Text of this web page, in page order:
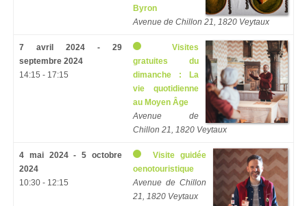
Byron
Avenue de Chillon 21, 1820 Veytaux
7 avril 2024 - 29
septembre 2024
14:15 - 17:15
Visites
gratuites du
dimanche : La
vie quotidienne
au Moyen Âge
Avenue de
Chillon 21, 1820 Veytaux
4 mai 2024 - 5 octobre
2024
10:30 - 12:15
Visite guidée
oenotouristique
Avenue de Chillon
21, 1820 Veytaux